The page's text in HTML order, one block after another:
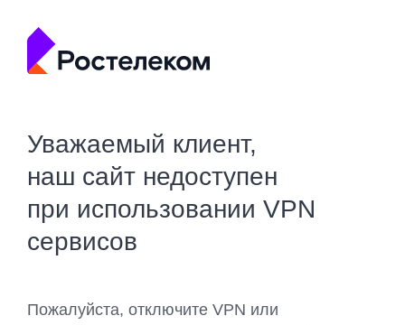
Уважаемый клиент,
наш сайт недоступен
при использовании VPN
сервисов
Пожалуйста, отключите VPN или